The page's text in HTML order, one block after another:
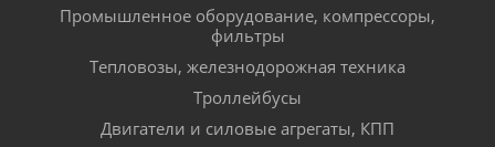
Промышленное оборудование, компрессоры,
фильтры
Тепловозы, железнодорожная техника
Троллейбусы
Двигатели и силовые агрегаты, КПП